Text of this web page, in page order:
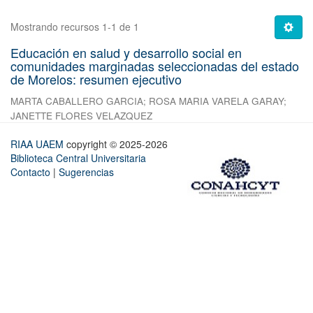
Mostrando recursos 1-1 de 1
Educación en salud y desarrollo social en
comunidades marginadas seleccionadas del estado
de Morelos: resumen ejecutivo
MARTA CABALLERO GARCIA; ROSA MARIA VARELA GARAY;
JANETTE FLORES VELAZQUEZ
RIAA UAEM copyright © 2025-2026
Biblioteca Central Universitaria
Contacto | Sugerencias